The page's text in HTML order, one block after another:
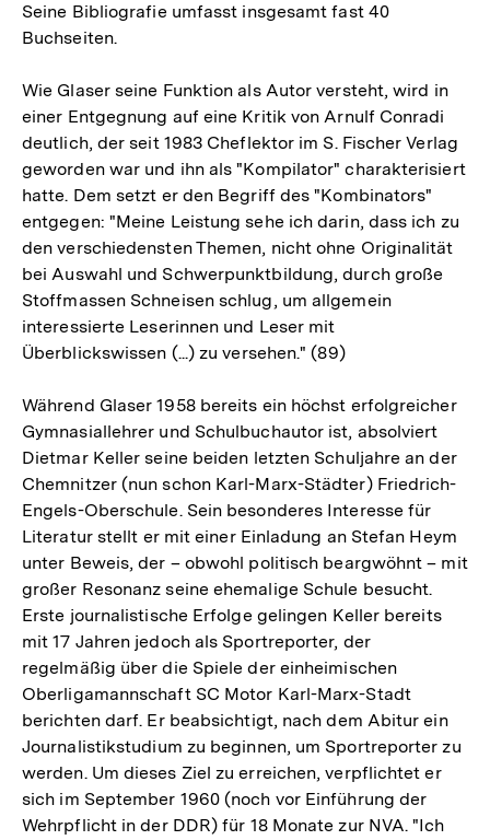
Seine Bibliografie umfasst insgesamt fast 40
Buchseiten.
Wie Glaser seine Funktion als Autor versteht, wird in
einer Entgegnung auf eine Kritik von Arnulf Conradi
deutlich, der seit 1983 Cheflektor im S. Fischer Verlag
geworden war und ihn als "Kompilator" charakterisiert
hatte. Dem setzt er den Begriff des "Kombinators"
entgegen: "Meine Leistung sehe ich darin, dass ich zu
den verschiedensten Themen, nicht ohne Originalität
bei Auswahl und Schwerpunktbildung, durch große
Stoffmassen Schneisen schlug, um allgemein
interessierte Leserinnen und Leser mit
Überblickswissen (...) zu versehen." (89)
Während Glaser 1958 bereits ein höchst erfolgreicher
Gymnasiallehrer und Schulbuchautor ist, absolviert
Dietmar Keller seine beiden letzten Schuljahre an der
Chemnitzer (nun schon Karl-Marx-Städter) Friedrich-
Engels-Oberschule. Sein besonderes Interesse für
Literatur stellt er mit einer Einladung an Stefan Heym
unter Beweis, der – obwohl politisch beargwöhnt – mit
großer Resonanz seine ehemalige Schule besucht.
Erste journalistische Erfolge gelingen Keller bereits
mit 17 Jahren jedoch als Sportreporter, der
regelmäßig über die Spiele der einheimischen
Oberligamannschaft SC Motor Karl-Marx-Stadt
berichten darf. Er beabsichtigt, nach dem Abitur ein
Journalistikstudium zu beginnen, um Sportreporter zu
werden. Um dieses Ziel zu erreichen, verpflichtet er
sich im September 1960 (noch vor Einführung der
Wehrpflicht in der DDR) für 18 Monate zur NVA. "Ich